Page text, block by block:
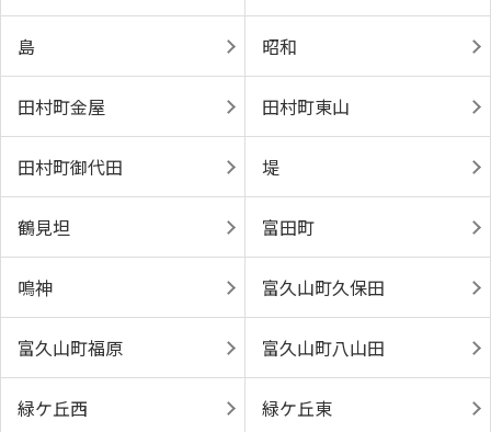
島 昭和
田村町金屋 田村町東山
田村町御代田 堤
鶴見坦 富田町
鳴神 富久山町久保田
富久山町福原 富久山町八山田
緑ケ丘西 緑ケ丘東